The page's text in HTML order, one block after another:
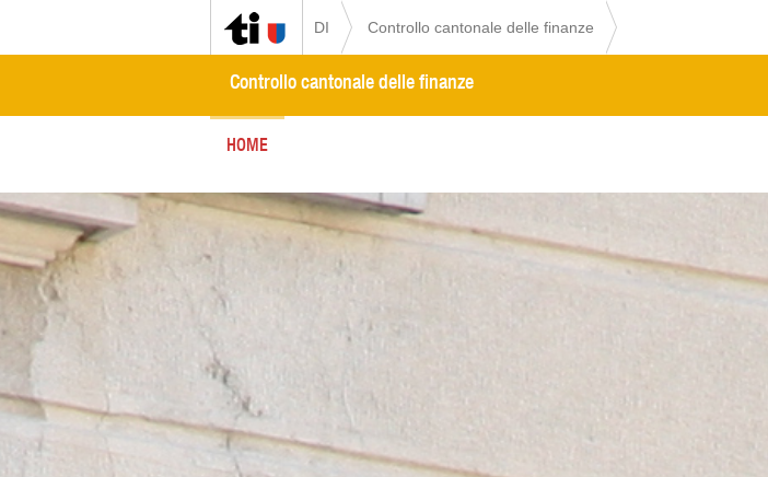
DI Controllo cantonale delle finanze
Controllo cantonale delle finanze
HOME